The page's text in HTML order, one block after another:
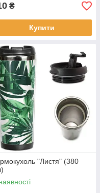
₴
Купити
"Листя" (380